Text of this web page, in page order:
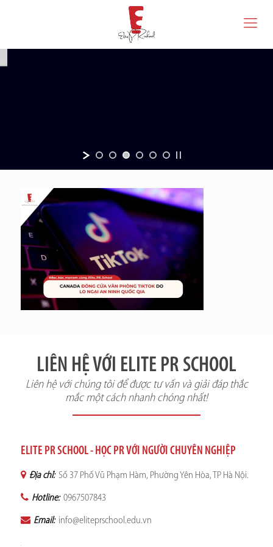
LIÊN HỆ VỚI ELITE PR SCHOOL
Liên hệ với chúng tôi để được tư vấn và giải đáp thắc
mắc một cách nhanh chóng nhất!
ELITE PR SCHOOL - HỌC PR VỚI NGƯỜI CHUYÊN NGHIỆP
Địa chỉ: Số 37 Phố Vũ Phạm Hàm, Phường Yên Hòa, TP Hà Nội.
Hotline: 0967507843
Email: info@eliteprschool.edu.vn